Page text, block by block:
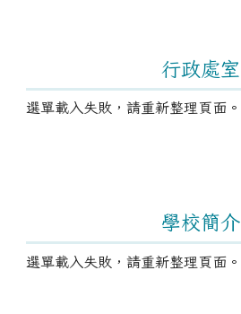
行政處室
選單載入失敗，請重新整理頁面。
學校簡介
選單載入失敗，請重新整理頁面。